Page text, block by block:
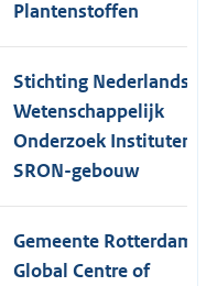
Plantenstoffen
Stichting Nederlandse
Wetenschappelijk
Onderzoek Instituten
SRON-gebouw
Gemeente Rotterdam
Global Centre of